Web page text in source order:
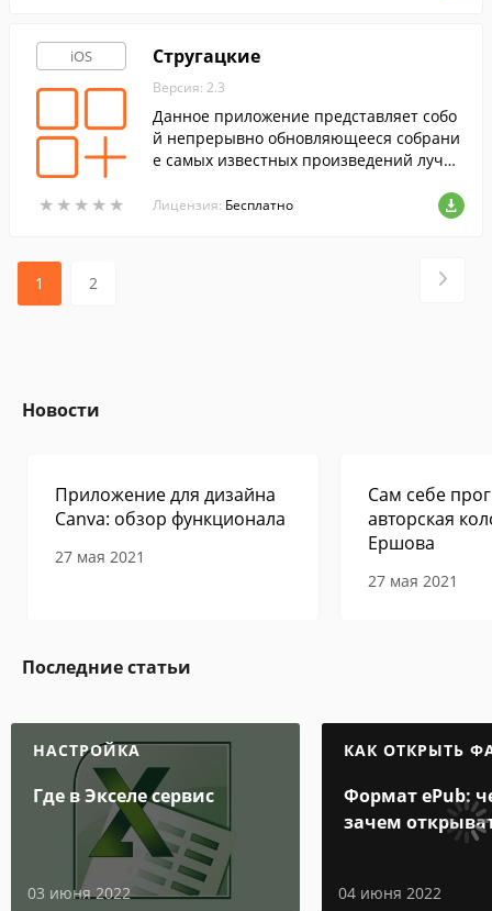
iOS
★ ★ ★ ★ ★
★ ★ ★ ★ ★
Стругацкие
Версия: 2.3
Данное приложение представляет собо
й непрерывно обновляющееся собрани
е самых известных произведений лучш
России - Аркадия и Бориса Стругацких.
Лицензия: Бесплатно
1 2
Новости
Приложение для дизайна
Canva: обзор функционала
27 мая 2021
Сам себе
авторская
Ершова
27 мая 2021
Последние статьи
НАСТРОЙКА
Где в Экселе сервис
03 июня 2022
КАК ОТКРЫТЬ
Формат ePub:
зачем
04 июня 2022